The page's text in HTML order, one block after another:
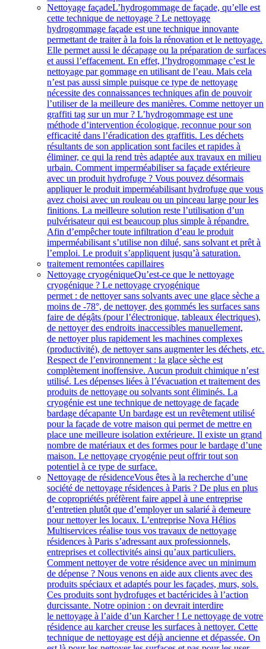
Nettoyage façadeL’hydrogommage de façade, qu’elle est
cette technique de nettoyage ? Le nettoyage
hydrogommage façade est une technique innovante
permettant de traiter à la fois la rénovation et le nettoyage.
Elle permet aussi le décapage ou la préparation de surfaces
et aussi l’effacement. En effet, l’hydrogommage c’est le
nettoyage par gommage en utilisant de l’eau. Mais cela
n’est pas aussi simple puisque ce type de nettoyage
nécessite des connaissances techniques afin de pouvoir
l’utiliser de la meilleure des manières. Comme nettoyer un
graffiti tag sur un mur ? L’hydrogommage est une
méthode d’intervention écologique, reconnue pour son
efficacité dans l’éradication des graffitis. Les déchets
résultants de son application sont faciles et rapides à
éliminer, ce qui la rend très adaptée aux travaux en milieu
urbain. Comment imperméabiliser sa façade extérieure
avec un produit hydrofuge ? Vous pouvez désormais
appliquer le produit imperméabilisant hydrofuge que vous
avez choisi avec un rouleau ou un pinceau large pour les
finitions. La meilleure solution reste l’utilisation d’un
pulvérisateur qui est beaucoup plus simple à répandre.
Afin d’empêcher toute infiltration d’eau le produit
imperméabilisant s’utilise non dilué, sans solvant et prêt à
l’emploi. Le produit s’appliquent jusqu’à saturation.
traitement remontées capillaires
Nettoyage cryogéniqueQu’est-ce que le nettoyage
cryogénique ? Le nettoyage cryogénique
permet : de nettoyer sans solvants avec une glace sèche a
moins de -78°, de nettoyer, des gommés les surfaces sans
faire de dégâts (pour l’électronique, tableaux électriques),
de nettoyer des endroits inaccessibles manuellement,
de nettoyer plus rapidement les machines complexes
(productivité), de nettoyer sans augmenter les déchets, etc.
Respect de l’environnement : la glace sèche est
complètement inoffensive. Aucun produit chimique n’est
utilisé. Les dépenses liées à l’évacuation et traitement des
produits de nettoyage ou solvants sont éliminés. La
cryogénie est une technique de nettoyage de façade
bardage décapante Un bardage est un revêtement utilisé
pour la façade de votre maison qui permet de mettre en
place une meilleure isolation extérieure. Il existe un grand
nombre de matériaux et des formes pour le bardage d’une
maison. Le nettoyage cryogénie peut offrir tout son
potentiel à ce type de surface.
Nettoyage de résidenceVous êtes à la recherche d’une
société de nettoyage résidences à Paris ? De plus en plus
de copropriétés préfèrent faire appel à une entreprise
d’entretien plutôt que d’employer un salarié à demeure
pour nettoyer les locaux. L’entreprise Nova Hélios
Multiservices réalise tous vos travaux de nettoyage
résidences à Paris s’adressant aux professionnels,
entreprises et collectivités ainsi qu’aux particuliers.
Comment nettoyer de votre résidence avec un minimum
de dépense ? Nous venons en aide aux clients avec des
produits spéciaux et adaptés pour les façades, murs, sols.
Ces produits sont hydrofuges et bactéricides à l’action
durcissante. Notre opinion : on devrait interdire
le nettoyage à l’aide d’un Karcher ! Le nettoyage de votre
résidence au karcher creuse les surfaces à nettoyer. Cette
technique de nettoyage est déjà ancienne et dépassée. On